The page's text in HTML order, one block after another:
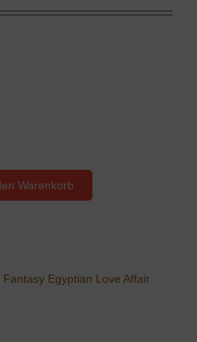
Warenkorb
Egyptian Love Affair